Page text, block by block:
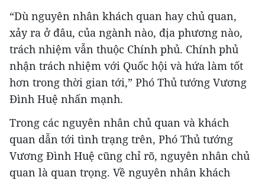
“Dù nguyên nhân khách quan hay chủ quan,
xảy ra ở đâu, của ngành nào, địa phương nào,
trách nhiệm vẫn thuộc Chính phủ. Chính phủ
nhận trách nhiệm với Quốc hội và hứa làm tốt
hơn trong thời gian tới,” Phó Thủ tướng Vương
Đình Huệ nhấn mạnh.
Trong các nguyên nhân chủ quan và khách
quan dẫn tới tình trạng trên, Phó Thủ tướng
Vương Đình Huệ cũng chỉ rõ, nguyên nhân chủ
quan là quan trọng. Về nguyên nhân khách